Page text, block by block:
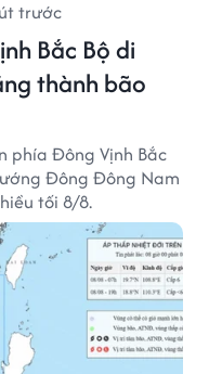
trước
Bắc Bộ di
thành bão
phía Đông Vịnh Bắc
Đông Đông Nam
tối 8/8.